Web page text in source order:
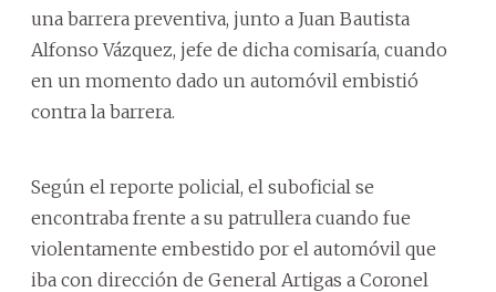
una barrera preventiva, junto a Juan Bautista
Alfonso Vázquez, jefe de dicha comisaría, cuando
en un momento dado un automóvil embistió
contra la barrera.
Según el reporte policial, el suboficial se
encontraba frente a su patrullera cuando fue
violentamente embestido por el automóvil que
iba con dirección de General Artigas a Coronel